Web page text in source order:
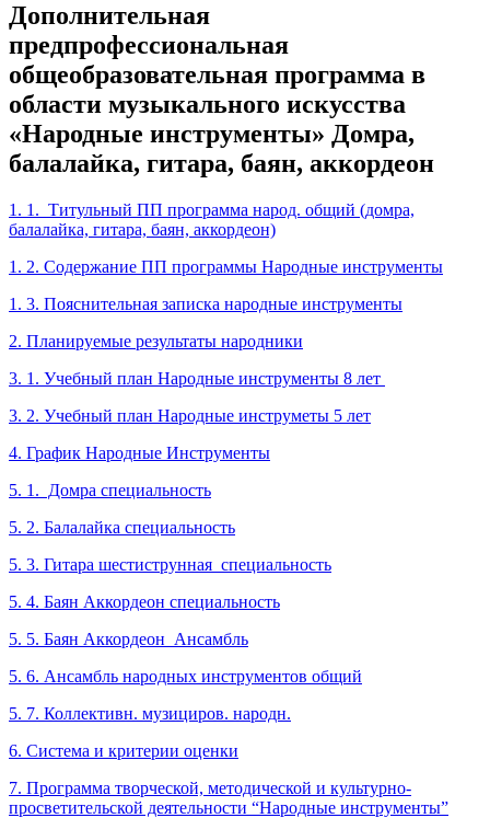
Дополнительная
предпрофессиональная
общеобразовательная программа в
области музыкального искусства
«Народные инструменты» Домра,
балалайка, гитара, баян, аккордеон
1. 1. Титульный ПП программа народ. общий (домра,
балалайка, гитара, баян, аккордеон)
1. 2. Содержание ПП программы Народные инструменты
1. 3. Пояснительная записка народные инструменты
2. Планируемые результаты народники
3. 1. Учебный план Народные инструменты 8 лет
3. 2. Учебный план Народные инструметы 5 лет
4. График Народные Инструменты
5. 1. Домра специальность
5. 2. Балалайка специальность
5. 3. Гитара шестиструнная специальность
5. 4. Баян Аккордеон специальность
5. 5. Баян Аккордеон Ансамбль
5. 6. Ансамбль народных инструментов общий
5. 7. Коллективн. музициров. народн.
6. Система и критерии оценки
7. Программа творческой, методической и культурно-
просветительской деятельности “Народные инструменты”